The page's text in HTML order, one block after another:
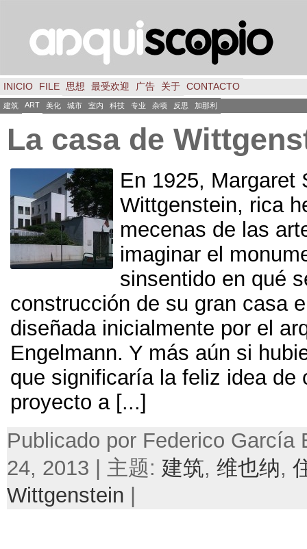
INICIO FILE 思想 最受欢迎 广告 关于 CONTACTO
建筑 ART 美化 城市 室内 科技 专业 杂项 反思 加那利
La casa de
En 1925, Margaret
Wittgenstein, rica
mecenas de las
imaginar el
sinsentido en qué
construcción de su gran casa
diseñada inicialmente por el
Engelmann. Y más aún si
que significaría la feliz idea de
proyecto a[...]
Publicado por Federico García
24, 2013 | 主题: 建筑, 维也纳,
Wittgenstein |